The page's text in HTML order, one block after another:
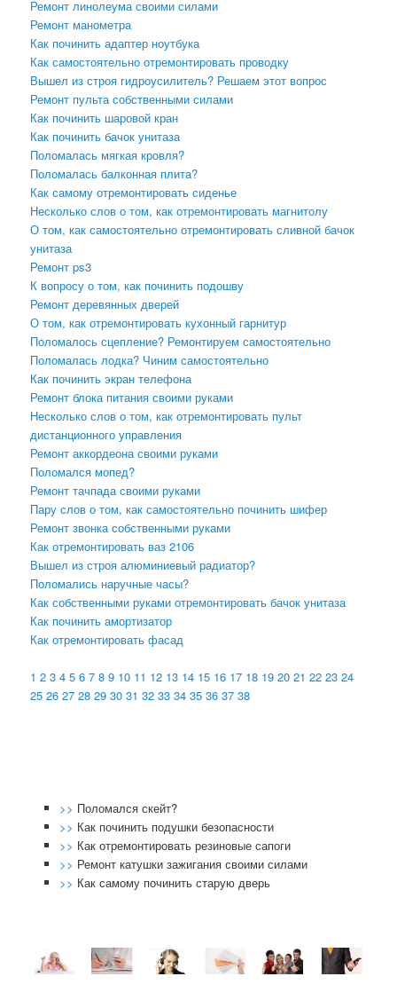
Ремонт линолеума своими силами
Ремонт манометра
Как починить адаптер ноутбука
Как самостоятельно отремонтировать проводку
Вышел из строя гидроусилитель? Решаем этот вопрос
Ремонт пульта собственными силами
Как починить шаровой кран
Как починить бачок унитаза
Поломалась мягкая кровля?
Поломалась балконная плита?
Как самому отремонтировать сиденье
Несколько слов о том, как отремонтировать магнитолу
О том, как самостоятельно отремонтировать сливной бачок
унитаза
Ремонт ps3
К вопросу о том, как починить подошву
Ремонт деревянных дверей
О том, как отремонтировать кухонный гарнитур
Поломалось сцепление? Ремонтируем самостоятельно
Поломалась лодка? Чиним самостоятельно
Как починить экран телефона
Ремонт блока питания своими руками
Несколько слов о том, как отремонтировать пульт
дистанционного управления
Ремонт аккордеона своими руками
Поломался мопед?
Ремонт тачпада своими руками
Пару слов о том, как самостоятельно починить шифер
Ремонт звонка собственными руками
Как отремонтировать ваз 2106
Вышел из строя алюминиевый радиатор?
Поломались наручные часы?
Как собственными руками отремонтировать бачок унитаза
Как починить амортизатор
Как отремонтировать фасад
1 2 3 4 5 6 7 8 9 10 11 12 13 14 15 16 17 18 19 20 21 22 23 24
25 26 27 28 29 30 31 32 33 34 35 36 37 38
>> Поломался скейт?
>> Как починить подушки безопасности
>> Как отремонтировать резиновые сапоги
>> Ремонт катушки зажигания своими силами
>> Как самому починить старую дверь